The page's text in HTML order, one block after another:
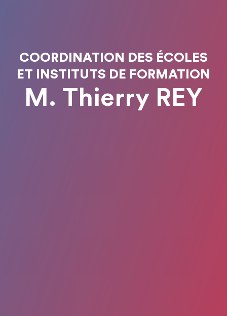
COORDINATION DES ÉCOLES
ET INSTITUTS DE FORMATION
M. Thierry REY